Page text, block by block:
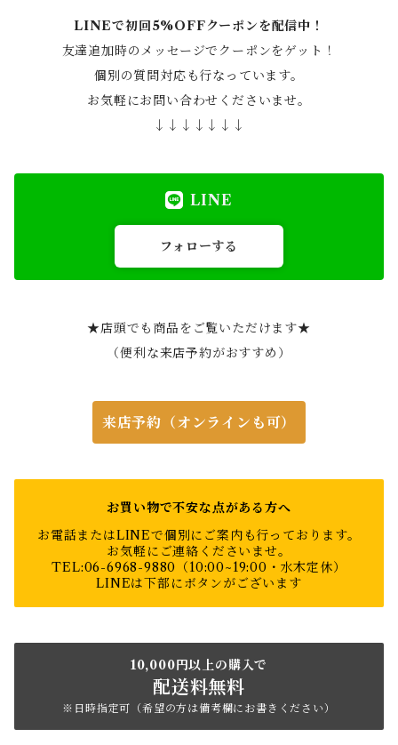
LINEで初回5%OFFクーポンを配信中！
友達追加時のメッセージでクーポンをゲット！
個別の質問対応も行なっています。
お気軽にお問い合わせくださいませ。
↓↓↓↓↓↓↓
LINE
フォローする
★店頭でも商品をご覧いただけます★
（便利な来店予約がおすすめ）
来店予約（オンラインも可）
お買い物で不安な点がある方へ
お電話またはLINEで個別にご案内も行っております。
お気軽にご連絡くださいませ。
TEL:06-6968-9880（10:00~19:00・水木定休）
LINEは下部にボタンがございます
10,000円以上の購入で
配送料無料
※日時指定可（希望の方は備考欄にお書きください）